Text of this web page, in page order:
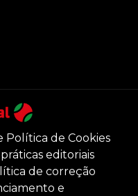
Política de Cookies
editoriais
de correção
e